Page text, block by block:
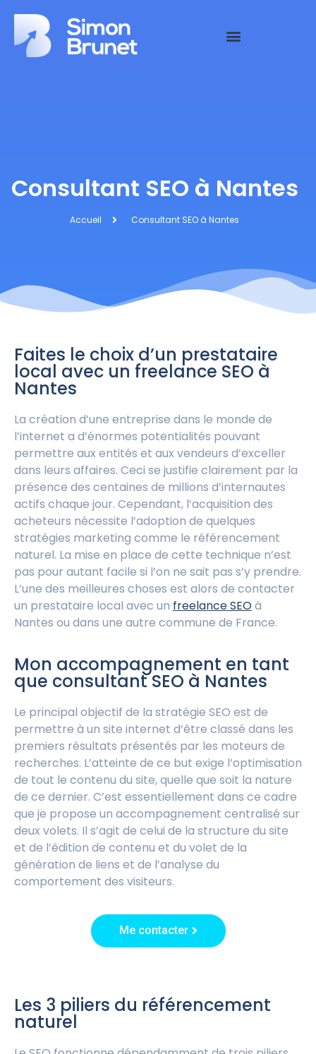
Consultant SEO à Nantes
Accueil Consultant SEO à Nantes
Faites le choix d’un prestataire
local avec un freelance SEO à
Nantes
La création d’une entreprise dans le monde de
l’internet a d’énormes potentialités pouvant
permettre aux entités et aux vendeurs d’exceller
dans leurs affaires. Ceci se justifie clairement par la
présence des centaines de millions d’internautes
actifs chaque jour. Cependant, l’acquisition des
acheteurs nécessite l’adoption de quelques
stratégies marketing comme le référencement
naturel. La mise en place de cette technique n’est
pas pour autant facile si l’on ne sait pas s’y prendre.
L’une des meilleures choses est alors de contacter
un prestataire local avec un freelance SEOà
Nantes ou dans une autre commune de France.
Mon accompagnement en tant
que consultant SEO à Nantes
Le principal objectif de la stratégie SEO est de
permettre à un site internet d’être classé dans les
premiers résultats présentés par les moteurs de
recherches. L’atteinte de ce but exige l’optimisation
de tout le contenu du site, quelle que soit la nature
de ce dernier. C’est essentiellement dans ce cadre
que je propose un accompagnement centralisé sur
deux volets. Il s’agit de celui de la structure du site
et de l’édition de contenu et du volet de la
génération de liens et de l’analyse du
comportement des visiteurs.
Me contacter
Les 3 piliers du référencement
naturel